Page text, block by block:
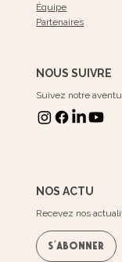
Équipe
Partenaires
NOUS SUIVRE
Suivez notre
NOS ACTU
Recevez nos
S'ABONNER